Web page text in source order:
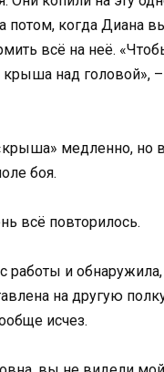
а потом, когда Диана
всё на неё.
крыша над головой»,
медленно, но
боя.
всё повторилось.
работы и обнаружила,
на другую
исчез.